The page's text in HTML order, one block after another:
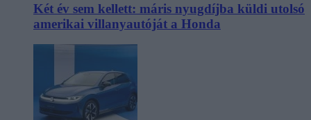
Két év sem kellett: máris nyugdíjba küldi utolsó
amerikai villanyautóját a Honda